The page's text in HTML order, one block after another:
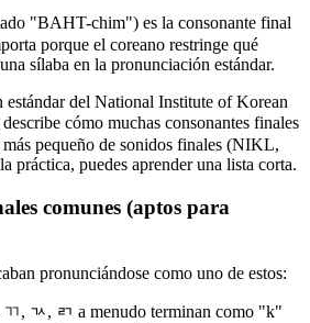
"BAHT-chim") es la consonante final
porque el coreano restringe qué
sílaba en la pronunciación estándar.
del National Institute of Korean
cómo muchas consonantes finales
pequeño de sonidos finales (NIKL,
práctica, puedes aprender una lista corta.
comunes (aptos para
pronunciándose como uno de estos:
, ㄳ, ㄺ a menudo terminan como "k"